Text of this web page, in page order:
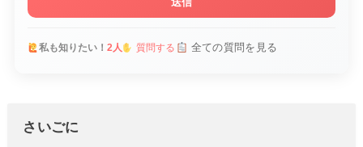
私も知りたい！ 2人 質問する 全ての質問を見る
さいごに